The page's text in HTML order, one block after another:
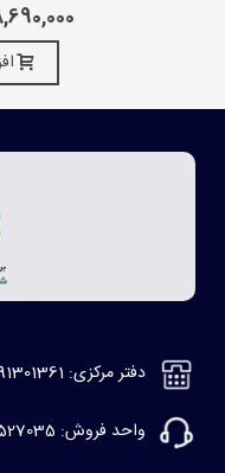
48,690,000
دفتر مرکزی: 02191301361
واحد فروش: 09135527035